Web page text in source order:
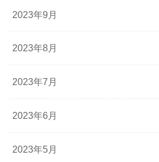
2023年9月
2023年8月
2023年7月
2023年6月
2023年5月